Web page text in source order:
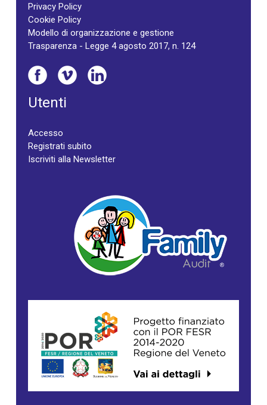
Privacy Policy
Cookie Policy
Modello di organizzazione e gestione
Trasparenza - Legge 4 agosto 2017, n. 124
Utenti
Accesso
Registrati subito
Iscriviti alla Newsletter